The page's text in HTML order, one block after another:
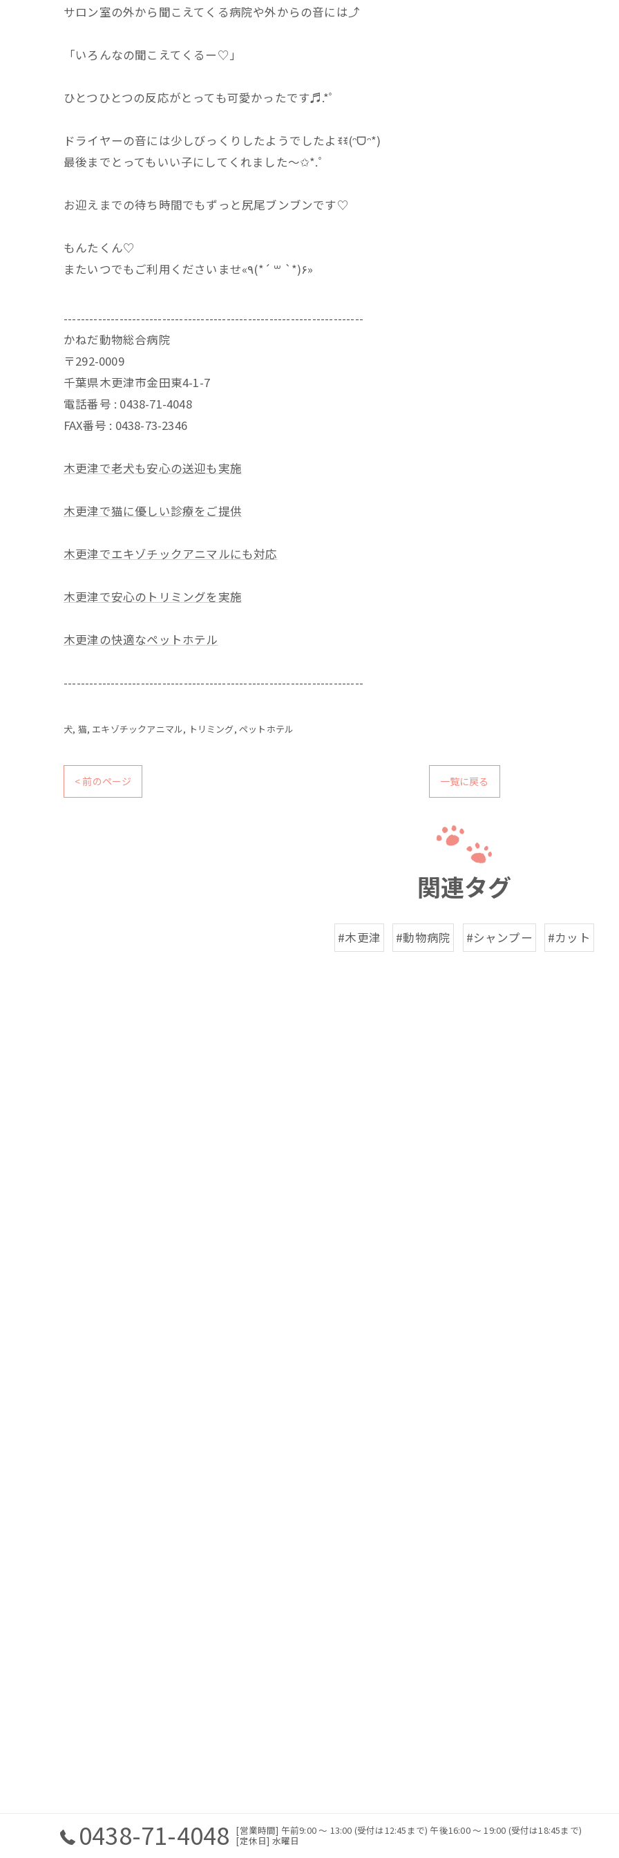
サロン室の外から聞こえてくる病院や外からの音には⤴
「いろんなの聞こえてくるー♡」
ひとつひとつの反応がとっても可愛かったです♬.*ﾟ
ドライヤーの音には少しびっくりしたようでしたよꉂꉂ(ᵔᗜᵔ*)
最後までとってもいい子にしてくれました～✩*.ﾟ
お迎えまでの待ち時間でもずっと尻尾ブンブンです♡
もんたくん♡
またいつでもご利用くださいませ«٩(*´ ꒳ `*)۶»
----------------------------------------------------------------------
かねだ動物総合病院
〒292-0009
千葉県木更津市金田東4-1-7
電話番号 : 0438-71-4048
FAX番号 : 0438-73-2346
木更津で老犬も安心の送迎も実施
木更津で猫に優しい診療をご提供
木更津でエキゾチックアニマルにも対応
木更津で安心のトリミングを実施
木更津の快適なペットホテル
----------------------------------------------------------------------
犬 猫 エキゾチックアニマル トリミング ペットホテル
< 前のページ 一覧に戻る
関連タグ
#木更津 #動物病院 #シャンプー #カット
0438-71-4048 [営業時間] 午前9:00 〜 13:00 (受付は12:45まで) 午後16:00 〜 19:00 (受付は18:45まで)
[定休日] 水曜日